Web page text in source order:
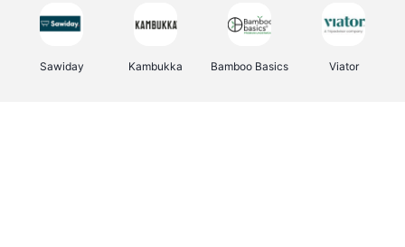
Sawiday Kambukka Bamboo Basics Viator